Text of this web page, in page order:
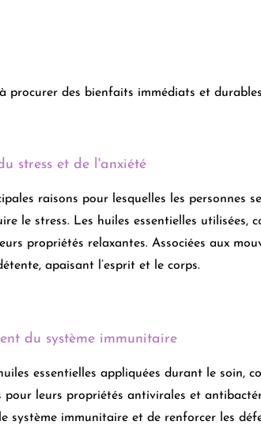
des bienfaits immédiats et
stress et de l'anxiété
raisons pour lesquelles les personnes
le stress. Les huiles essentielles utilisées,
propriétés relaxantes. Associées aux
apaisant l’esprit et le corps.
du système immunitaire
essentielles appliquées durant le soin,
pour leurs propriétés antivirales et
système immunitaire et de renforcer les